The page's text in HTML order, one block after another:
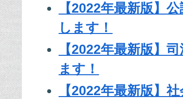
【2022年最新版】
します！
【2022年最新版】
ます！
【2022年最新版】